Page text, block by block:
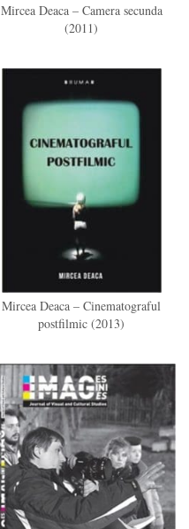
Mircea Deaca – Camera secunda
(2011)
Mircea Deaca – Cinematograful
postfilmic (2013)